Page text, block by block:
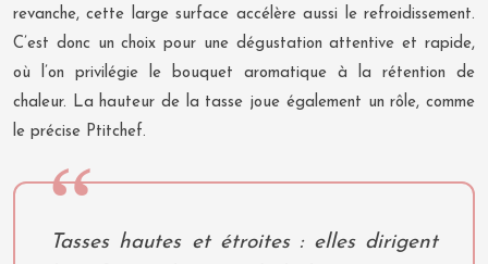
revanche, cette large surface accélère aussi le refroidissement.
C’est donc un choix pour une dégustation attentive et rapide,
où l’on privilégie le bouquet aromatique à la rétention de
chaleur. La hauteur de la tasse joue également un rôle, comme
le précise Ptitchef.
Tasses hautes et étroites : elles dirigent